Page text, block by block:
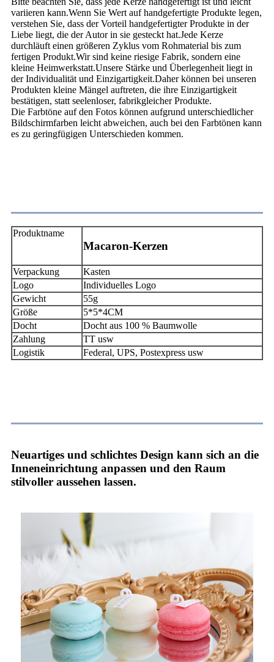
variieren kann.Wenn Sie Wert auf handgefertigte Produkte legen,
verstehen Sie, dass der Vorteil handgefertigter Produkte in der
Liebe liegt, die der Autor in sie gesteckt hat.Jede Kerze
durchläuft einen größeren Zyklus vom Rohmaterial bis zum
fertigen Produkt.Wir sind keine riesige Fabrik, sondern eine
kleine Heimwerkstatt.Unsere Stärke und Überlegenheit liegt in
der Individualität und Einzigartigkeit.Daher können bei unseren
Produkten kleine Mängel auftreten, die ihre Einzigartigkeit
bestätigen, statt seelenloser, fabrikgleicher Produkte.
Die Farbtöne auf den Fotos können aufgrund unterschiedlicher
Bildschirmfarben leicht abweichen, auch bei den Farbtönen kann
es zu geringfügigen Unterschieden kommen.
Produktname
Macaron-Kerzen
Verpackung
Kasten
Logo
Individuelles Logo
Gewicht
55g
Größe
5*5*4CM
Docht
Docht aus 100 % Baumwolle
Zahlung
TT usw
Logistik
Federal, UPS, Postexpress usw
Neuartiges und schlichtes Design kann sich an die
Inneneinrichtung anpassen und den Raum
stilvoller aussehen lassen.